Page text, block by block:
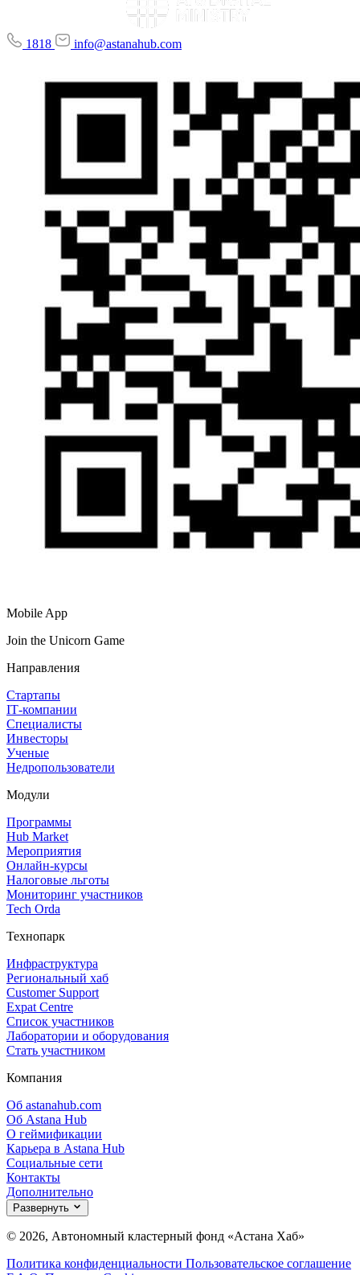
1818 info@astanahub.com
Mobile App
Join the Unicorn Game
Направления
Стартапы
IT‑компании
Специалисты
Инвесторы
Ученые
Недропользователи
Модули
Программы
Hub Market
Мероприятия
Онлайн‑курсы
Налоговые льготы
Мониторинг участников
Tech Orda
Технопарк
Инфраструктура
Региональный хаб
Customer Support
Expat Centre
Список участников
Лаборатории и оборудования
Стать участником
Компания
Об astanahub.com
Об Astana Hub
О геймификации
Карьера в Astana Hub
Социальные сети
Контакты
Дополнительно
Развернуть
© 2026, Автономный кластерный фонд «Астана Хаб»
Политика конфиденциальности Пользовательское соглашение